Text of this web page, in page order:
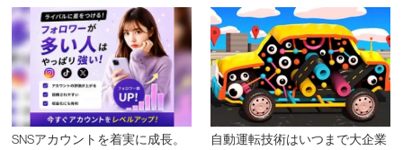
SNSアカウントを着実に成長。
自動運転技術はいつまで大企業